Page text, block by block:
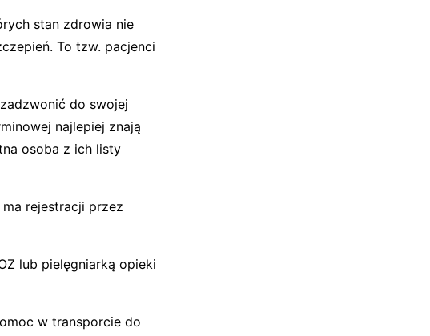
stan zdrowia nie
To tzw. pacjenci
do swojej
najlepiej znają
osoba z ich listy
rejestracji przez
lub pielęgniarką opieki
w transporcie do